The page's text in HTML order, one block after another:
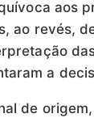
aos
ao revés,
a
de